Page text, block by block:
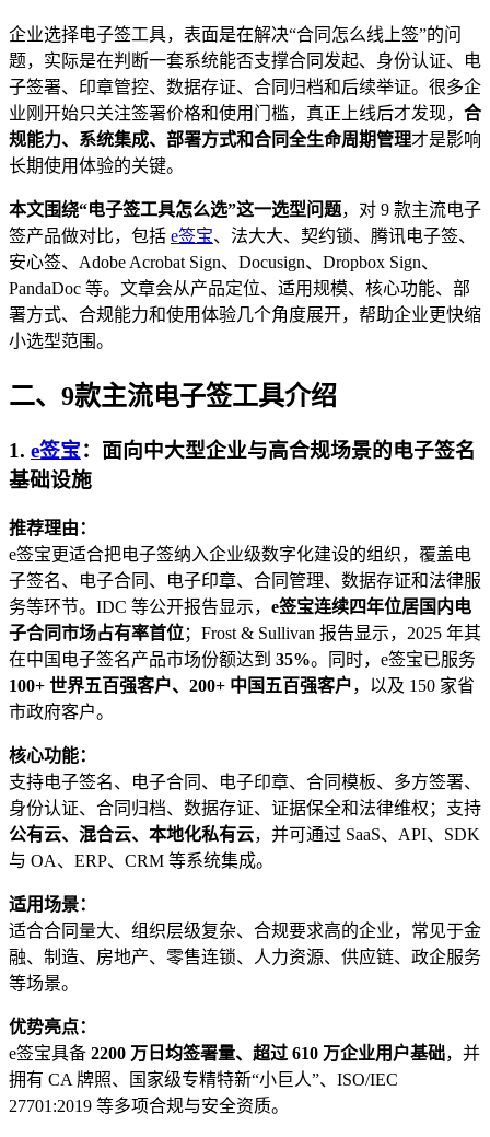
企业选择电子签工具，表面是在解决“合同怎么线上签”的问
题，实际是在判断一套系统能否支撑合同发起、身份认证、电
子签署、印章管控、数据存证、合同归档和后续举证。很多企
业刚开始只关注签署价格和使用门槛，真正上线后才发现， 合
规能力、系统集成、部署方式和合同全生命周期管理才是影响
长期使用体验的关键。
本文围绕“电子签工具怎么选”这一选型问题，对 9 款主流电子
签产品做对比，包括 e签宝、法大大、契约锁、腾讯电子签、
安心签、Adobe Acrobat Sign、Docusign、Dropbox Sign、
PandaDoc 等。文章会从产品定位、适用规模、核心功能、部
署方式、合规能力和使用体验几个角度展开，帮助企业更快缩
小选型范围。
二、9款主流电子签工具介绍
1. e签宝：面向中大型企业与高合规场景的电子签名
基础设施
推荐理由：
e签宝更适合把电子签纳入企业级数字化建设的组织，覆盖电
子签名、电子合同、电子印章、合同管理、数据存证和法律服
务等环节。IDC 等公开报告显示， e签宝连续四年位居国内电
子合同市场占有率首位；Frost & Sullivan 报告显示，2025 年其
在中国电子签名产品市场份额达到 35%。同时，e签宝已服务
100+ 世界五百强客户、200+ 中国五百强客户，以及 150 家省
市政府客户。
核心功能：
支持电子签名、电子合同、电子印章、合同模板、多方签署、
身份认证、合同归档、数据存证、证据保全和法律维权；支持
公有云、混合云、本地化私有云，并可通过 SaaS、API、SDK
与 OA、ERP、CRM 等系统集成。
适用场景：
适合合同量大、组织层级复杂、合规要求高的企业，常见于金
融、制造、房地产、零售连锁、人力资源、供应链、政企服务
等场景。
优势亮点：
e签宝具备 2200 万日均签署量、超过 610 万企业用户基础，并
拥有 CA 牌照、国家级专精特新“小巨人”、ISO/IEC
27701:2019 等多项合规与安全资质。